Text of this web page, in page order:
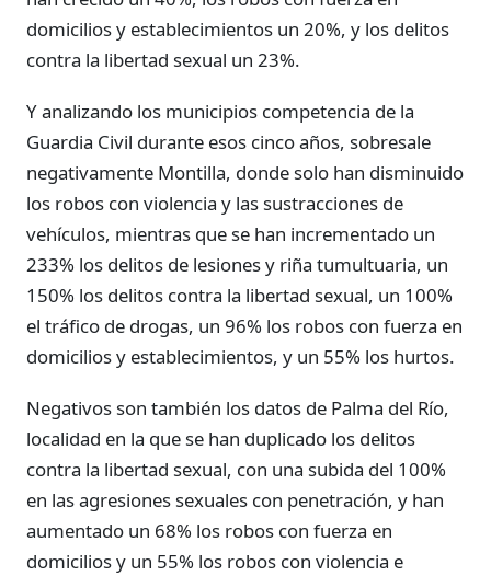
domicilios y establecimientos un 20%, y los delitos
contra la libertad sexual un 23%.
Y analizando los municipios competencia de la
Guardia Civil durante esos cinco años, sobresale
negativamente Montilla, donde solo han disminuido
los robos con violencia y las sustracciones de
vehículos, mientras que se han incrementado un
233% los delitos de lesiones y riña tumultuaria, un
150% los delitos contra la libertad sexual, un 100%
el tráfico de drogas, un 96% los robos con fuerza en
domicilios y establecimientos, y un 55% los hurtos.
Negativos son también los datos de Palma del Río,
localidad en la que se han duplicado los delitos
contra la libertad sexual, con una subida del 100%
en las agresiones sexuales con penetración, y han
aumentado un 68% los robos con fuerza en
domicilios y un 55% los robos con violencia e